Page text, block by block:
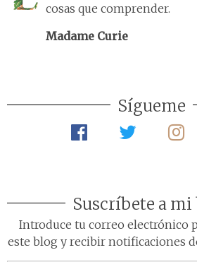
cosas que comprender.
Madame Curie
Sígueme
Suscríbete a mi
Introduce tu correo electrónico
este blog y recibir notificaciones